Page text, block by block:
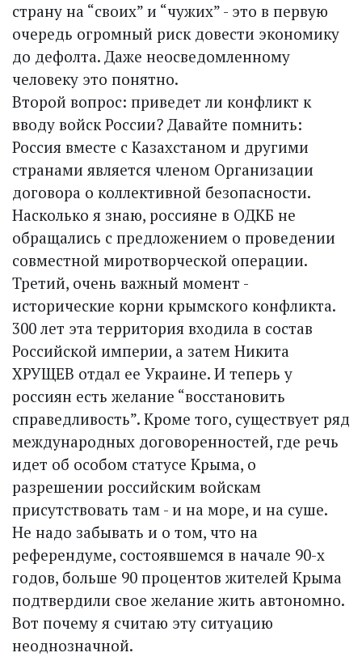
страну на “своих” и “чужих” - это в первую
очередь огромный риск довести экономику
до дефолта. Даже неосведомленному
человеку это понятно.
Второй вопрос: приведет ли конфликт к
вводу войск России? Давайте помнить:
Россия вместе с Казахстаном и другими
странами является членом Организации
договора о коллективной безопасности.
Насколько я знаю, россияне в ОДКБ не
обращались с предложением о проведении
совместной миротворческой операции.
Третий, очень важный момент -
исторические корни крымского конфликта.
300 лет эта территория входила в состав
Российской империи, а затем Никита
ХРУЩЕВ отдал ее Украине. И теперь у
россиян есть желание “восстановить
справедливость”. Кроме того, существует ряд
международных договоренностей, где речь
идет об особом статусе Крыма, о
разрешении российским войскам
присутствовать там - и на море, и на суше.
Не надо забывать и о том, что на
референдуме, состоявшемся в начале 90-х
годов, больше 90 процентов жителей Крыма
подтвердили свое желание жить автономно.
Вот почему я считаю эту ситуацию
неоднозначной.